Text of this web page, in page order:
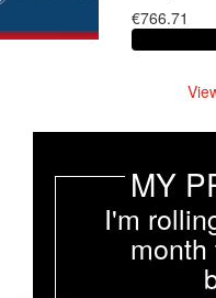
€766.71
MY
I'm